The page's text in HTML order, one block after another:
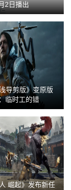
2日播出
导剪版》变原版
临时工的错
崛起》发布新任